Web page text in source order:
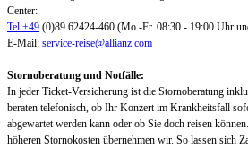
Center:
Tel:+49 (0)89.62424-460 (Mo.-Fr. 08:30 - 19:00 Uhr
E-Mail: service-reise@allianz.com
Stornoberatung und Notfälle:
In jeder Ticket-Versicherung ist die Stornoberatung
beraten telefonisch, ob Ihr Konzert im Krankheitsfall
abgewartet werden kann oder ob Sie doch reisen
höheren Stornokosten übernehmen wir. So lassen sich